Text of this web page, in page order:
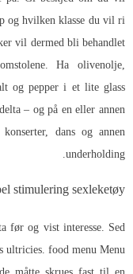
og hvilken klasse du vil ri
vil dermed bli behandlet
Ha olivenolje,
og pepper i et lite glass
– og på en eller annen
dans og annen
underholding.
stimulering sexleketøy
før og vist interesse. Sed
ultricies. food menu Menu